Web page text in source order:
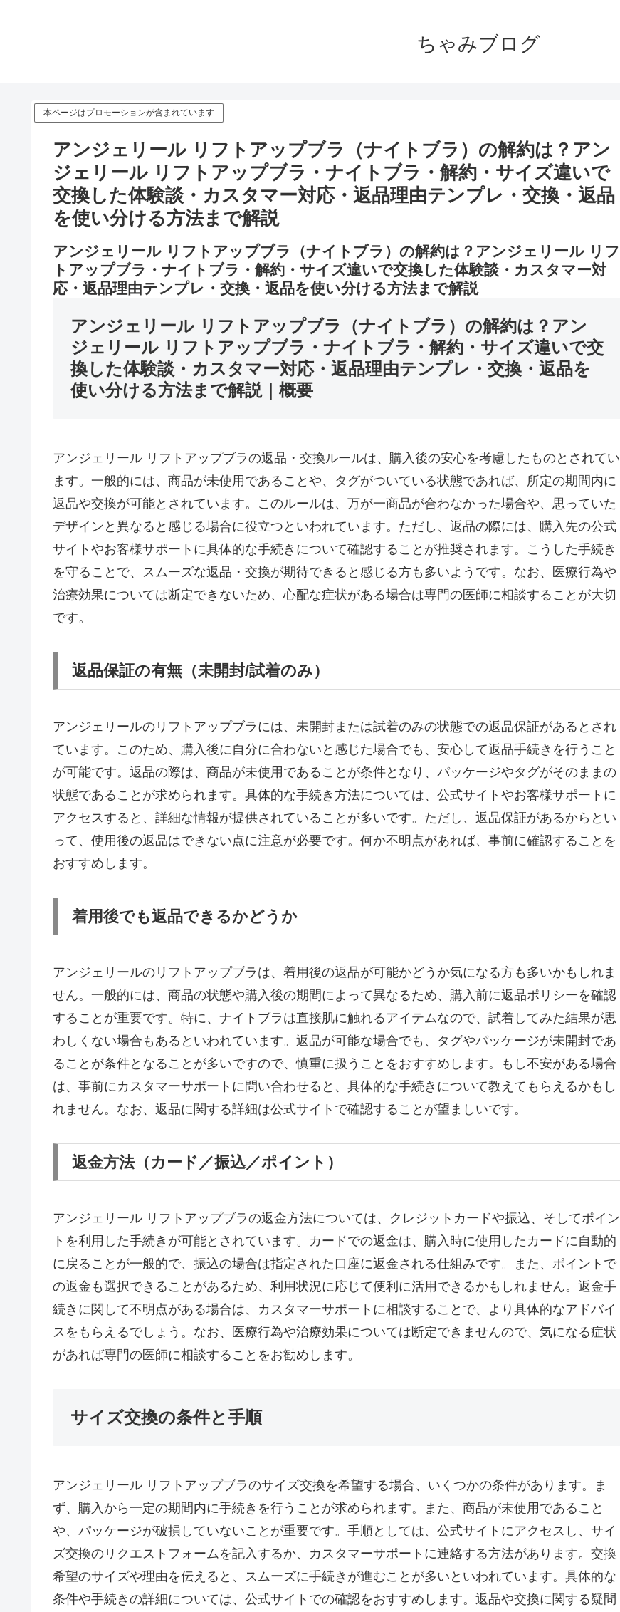
ちゃみブログ
本ページはプロモーションが含まれています
アンジェリール リフトアップブラ（ナイトブラ）の解約は？アン
ジェリール リフトアップブラ・ナイトブラ・解約・サイズ違いで
交換した体験談・カスタマー対応・返品理由テンプレ・交換・返品
を使い分ける方法まで解説
アンジェリール リフトアップブラ（ナイトブラ）の解約は？アンジェリール リフ
トアップブラ・ナイトブラ・解約・サイズ違いで交換した体験談・カスタマー対
応・返品理由テンプレ・交換・返品を使い分ける方法まで解説
アンジェリール リフトアップブラ（ナイトブラ）の解約は？アン
ジェリール リフトアップブラ・ナイトブラ・解約・サイズ違いで交
換した体験談・カスタマー対応・返品理由テンプレ・交換・返品を
使い分ける方法まで解説｜概要
アンジェリール リフトアップブラの返品・交換ルールは、購入後の安心を考慮したものとされてい
ます。一般的には、商品が未使用であることや、タグがついている状態であれば、所定の期間内に
返品や交換が可能とされています。このルールは、万が一商品が合わなかった場合や、思っていた
デザインと異なると感じる場合に役立つといわれています。ただし、返品の際には、購入先の公式
サイトやお客様サポートに具体的な手続きについて確認することが推奨されます。こうした手続き
を守ることで、スムーズな返品・交換が期待できると感じる方も多いようです。なお、医療行為や
治療効果については断定できないため、心配な症状がある場合は専門の医師に相談することが大切
です。
返品保証の有無（未開封/試着のみ）
アンジェリールのリフトアップブラには、未開封または試着のみの状態での返品保証があるとされ
ています。このため、購入後に自分に合わないと感じた場合でも、安心して返品手続きを行うこと
が可能です。返品の際は、商品が未使用であることが条件となり、パッケージやタグがそのままの
状態であることが求められます。具体的な手続き方法については、公式サイトやお客様サポートに
アクセスすると、詳細な情報が提供されていることが多いです。ただし、返品保証があるからとい
って、使用後の返品はできない点に注意が必要です。何か不明点があれば、事前に確認することを
おすすめします。
着用後でも返品できるかどうか
アンジェリールのリフトアップブラは、着用後の返品が可能かどうか気になる方も多いかもしれま
せん。一般的には、商品の状態や購入後の期間によって異なるため、購入前に返品ポリシーを確認
することが重要です。特に、ナイトブラは直接肌に触れるアイテムなので、試着してみた結果が思
わしくない場合もあるといわれています。返品が可能な場合でも、タグやパッケージが未開封であ
ることが条件となることが多いですので、慎重に扱うことをおすすめします。もし不安がある場合
は、事前にカスタマーサポートに問い合わせると、具体的な手続きについて教えてもらえるかもし
れません。なお、返品に関する詳細は公式サイトで確認することが望ましいです。
返金方法（カード／振込／ポイント）
アンジェリール リフトアップブラの返金方法については、クレジットカードや振込、そしてポイン
トを利用した手続きが可能とされています。カードでの返金は、購入時に使用したカードに自動的
に戻ることが一般的で、振込の場合は指定された口座に返金される仕組みです。また、ポイントで
の返金も選択できることがあるため、利用状況に応じて便利に活用できるかもしれません。返金手
続きに関して不明点がある場合は、カスタマーサポートに相談することで、より具体的なアドバイ
スをもらえるでしょう。なお、医療行為や治療効果については断定できませんので、気になる症状
があれば専門の医師に相談することをお勧めします。
サイズ交換の条件と手順
アンジェリール リフトアップブラのサイズ交換を希望する場合、いくつかの条件があります。ま
ず、購入から一定の期間内に手続きを行うことが求められます。また、商品が未使用であること
や、パッケージが破損していないことが重要です。手順としては、公式サイトにアクセスし、サイ
ズ交換のリクエストフォームを記入するか、カスタマーサポートに連絡する方法があります。交換
希望のサイズや理由を伝えると、スムーズに手続きが進むことが多いといわれています。具体的な
条件や手続きの詳細については、公式サイトでの確認をおすすめします。返品や交換に関する疑問